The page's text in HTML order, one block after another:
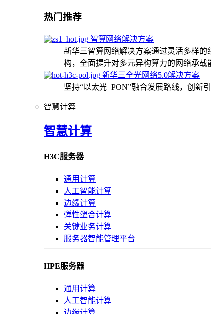
热门推荐
智算网络解决方案
新华三智算网络解决方案通过灵活多样
构，全面提升对多元异构算力的网络承载
新华三全光网络5.0解决方案
坚持“以太光+PON”融合发展路线，创新
智慧计算
智慧计算
H3C服务器
通用计算
人工智能计算
边缘计算
弹性塑合计算
关键业务计算
服务器智能管理平台
HPE服务器
通用计算
人工智能计算